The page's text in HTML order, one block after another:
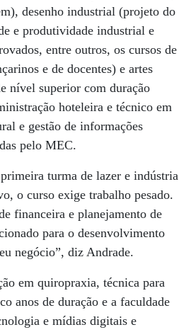
desenho industrial (projeto do
e produtividade industrial e
entre outros, os cursos de
e de docentes) e artes
nível superior com duração
hoteleira e técnico em
e gestão de informações
pelo MEC.
turma de lazer e indústria
o curso exige trabalho pesado.
financeira e planejamento de
para o desenvolvimento
negócio”, diz Andrade.
em quiropraxia, técnica para
anos de duração e a faculdade
e mídias digitais e